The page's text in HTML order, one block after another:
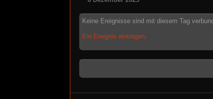
Keine Ereignisse sind mit diesem Tag
Ein Ereignis eintragen.